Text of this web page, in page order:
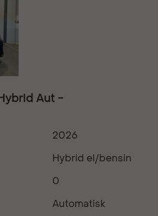
Aut -
2026
Hybrid el/bensin
0
Automatisk